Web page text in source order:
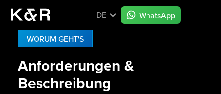
DE WhatsApp
WORUM GEHT'S
Anforderungen &
Beschreibung